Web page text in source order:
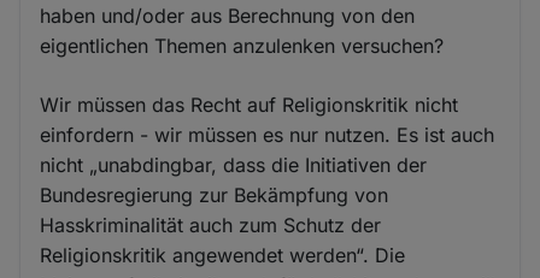
haben und/oder aus Berechnung von den
eigentlichen Themen anzulenken versuchen?
Wir müssen das Recht auf Religionskritik nicht
einfordern - wir müssen es nur nutzen. Es ist auch
nicht „unabdingbar, dass die Initiativen der
Bundesregierung zur Bekämpfung von
Hasskriminalität auch zum Schutz der
Religionskritik angewendet werden“. Die